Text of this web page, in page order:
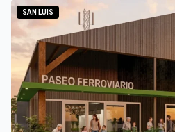
SAN LUIS